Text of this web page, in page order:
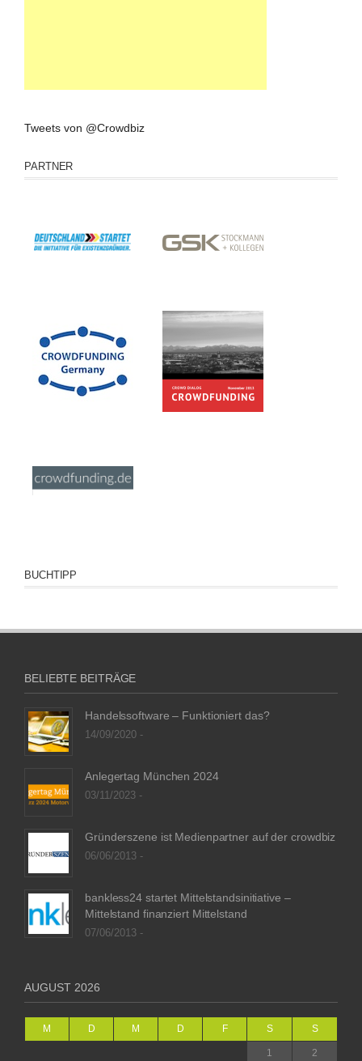
Tweets von @Crowdbiz
PARTNER
BUCHTIPP
BELIEBTE BEITRÄGE
Handelssoftware – Funktioniert das?
14/09/2020 -
Anlegertag München 2024
03/11/2023 -
Gründerszene ist Medienpartner auf der crowdbiz
06/06/2013 -
bankless24 startet Mittelstandsinitiative –
Mittelstand finanziert Mittelstand
07/06/2013 -
AUGUST 2026
M D M D F S S
1 2